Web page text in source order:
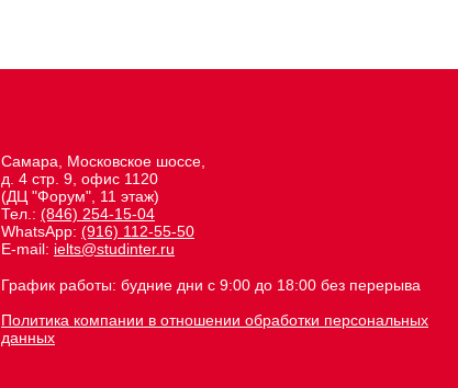
Самара, Московское шоссе,
д. 4 стр. 9, офис 1120
(ДЦ "Форум", 11 этаж)
Тел.: (846) 254-15-04
WhatsApp: (916) 112-55-50
E-mail: ielts@studinter.ru
График работы: будние дни с 9:00 до 18:00 без перерыва
Политика компании в отношении обработки персональных
данных